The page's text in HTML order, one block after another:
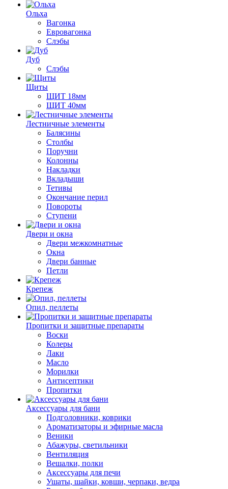
Ольха
Вагонка
Евровагонка
Слэбы
Дуб
Слэбы
Щиты
ЩИТ 18мм
ЩИТ 40мм
Лестничные элементы
Балясины
Столбы
Поручни
Колонны
Накладки
Вкладыши
Тетивы
Окончание перил
Повороты
Ступени
Двери и окна
Двери межкомнатные
Окна
Двери банные
Петли
Крепеж
Опил, пеллеты
Пропитки и защитные препараты
Воски
Колеры
Лаки
Масло
Морилки
Антисептики
Пропитки
Аксессуары для бани
Подголовники, коврики
Ароматизаторы и эфирные масла
Веники
Абажуры, светильники
Вентиляция
Вешалки, полки
Аксессуары для печи
Ушаты, шайки, ковши, черпаки, ведра